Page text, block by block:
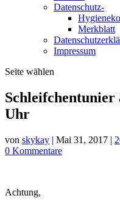
Datenschutz-
Merkblatt
Impressum
Seite wählen
Schleifchentunier
Uhr
von skykay | Mai 31, 2017 |
0 Kommentare
Achtung,